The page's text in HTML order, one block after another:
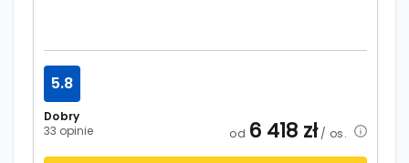
Dobry
33 opinie
5.8
od 6 418 zł/ os.